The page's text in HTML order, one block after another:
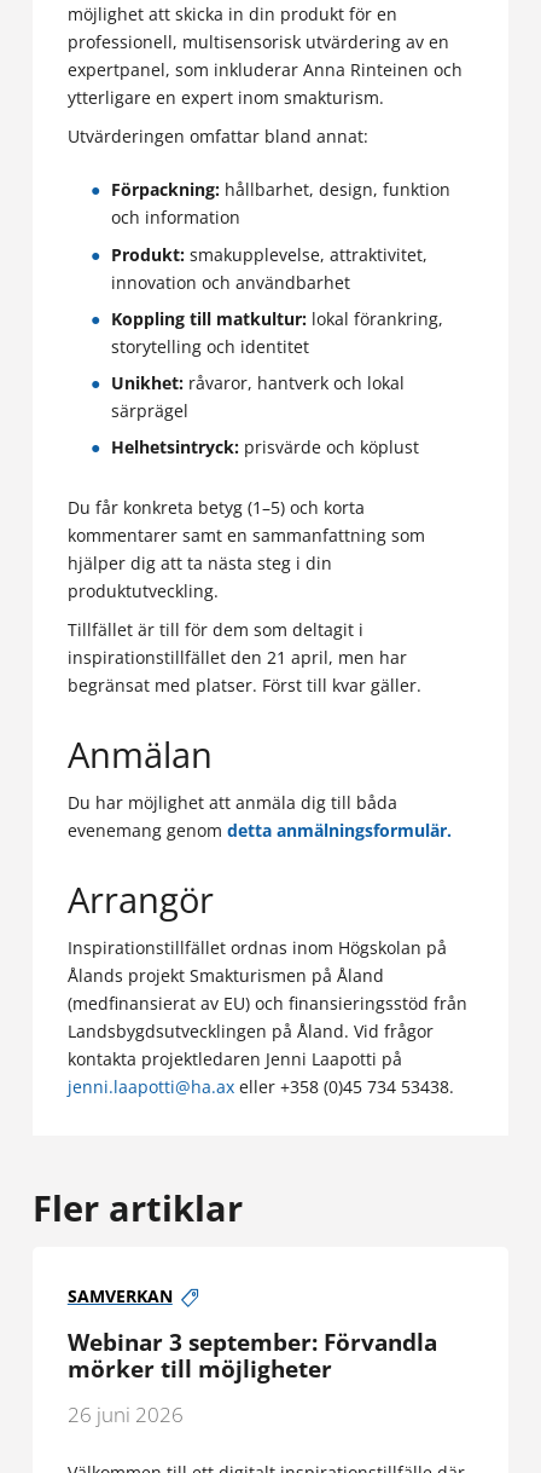
möjlighet att skicka in din produkt för en
professionell, multisensorisk utvärdering av en
expertpanel, som inkluderar Anna Rinteinen och
ytterligare en expert inom smakturism.
Utvärderingen omfattar bland annat:
Förpackning:hållbarhet, design, funktion
och information
Produkt:smakupplevelse, attraktivitet,
innovation och användbarhet
Koppling till matkultur:lokal förankring,
storytelling och identitet
Unikhet:råvaror, hantverk och lokal
särprägel
Helhetsintryck:prisvärde och köplust
Du får konkreta betyg (1–5) och korta
kommentarer samt en sammanfattning som
hjälper dig att ta nästa steg i din
produktutveckling.
Tillfället är till för dem som deltagit i
inspirationstillfället den 21 april, men har
begränsat med platser. Först till kvar gäller.
Anmälan
Du har möjlighet att anmäla dig till båda
evenemang genom detta anmälningsformulär.
Arrangör
Inspirationstillfället ordnas inom Högskolan på
Ålands projekt Smakturismen på Åland
(medfinansierat av EU) och finansieringsstöd från
Landsbygdsutvecklingen på Åland. Vid frågor
kontakta projektledaren Jenni Laapotti på
jenni.laapotti@ha.axeller +358 (0)45 734 53438.
Fler artiklar
SAMVERKAN
Webinar 3 september: Förvandla
mörker till möjligheter
26 juni 2026